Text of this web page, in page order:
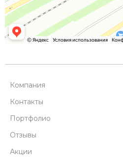
Компания
Контакты
Портфолио
Отзывы
Акции